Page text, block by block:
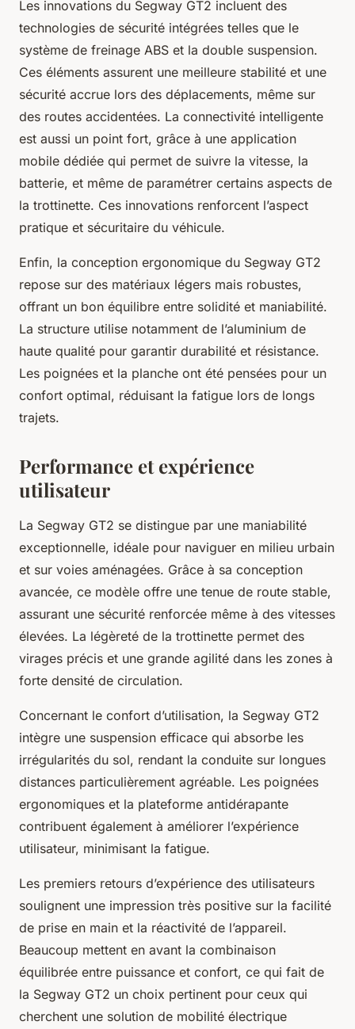
Les innovations du Segway GT2 incluent des
technologies de sécurité intégrées telles que le
système de freinage ABS et la double suspension.
Ces éléments assurent une meilleure stabilité et une
sécurité accrue lors des déplacements, même sur
des routes accidentées. La connectivité intelligente
est aussi un point fort, grâce à une application
mobile dédiée qui permet de suivre la vitesse, la
batterie, et même de paramétrer certains aspects de
la trottinette. Ces innovations renforcent l’aspect
pratique et sécuritaire du véhicule.
Enfin, la conception ergonomique du Segway GT2
repose sur des matériaux légers mais robustes,
offrant un bon équilibre entre solidité et maniabilité.
La structure utilise notamment de l’aluminium de
haute qualité pour garantir durabilité et résistance.
Les poignées et la planche ont été pensées pour un
confort optimal, réduisant la fatigue lors de longs
trajets.
Performance et expérience
utilisateur
La Segway GT2 se distingue par une maniabilité
exceptionnelle, idéale pour naviguer en milieu urbain
et sur voies aménagées. Grâce à sa conception
avancée, ce modèle offre une tenue de route stable,
assurant une sécurité renforcée même à des vitesses
élevées. La légèreté de la trottinette permet des
virages précis et une grande agilité dans les zones à
forte densité de circulation.
Concernant le confort d’utilisation, la Segway GT2
intègre une suspension efficace qui absorbe les
irrégularités du sol, rendant la conduite sur longues
distances particulièrement agréable. Les poignées
ergonomiques et la plateforme antidérapante
contribuent également à améliorer l’expérience
utilisateur, minimisant la fatigue.
Les premiers retours d’expérience des utilisateurs
soulignent une impression très positive sur la facilité
de prise en main et la réactivité de l’appareil.
Beaucoup mettent en avant la combinaison
équilibrée entre puissance et confort, ce qui fait de
la Segway GT2 un choix pertinent pour ceux qui
cherchent une solution de mobilité électrique